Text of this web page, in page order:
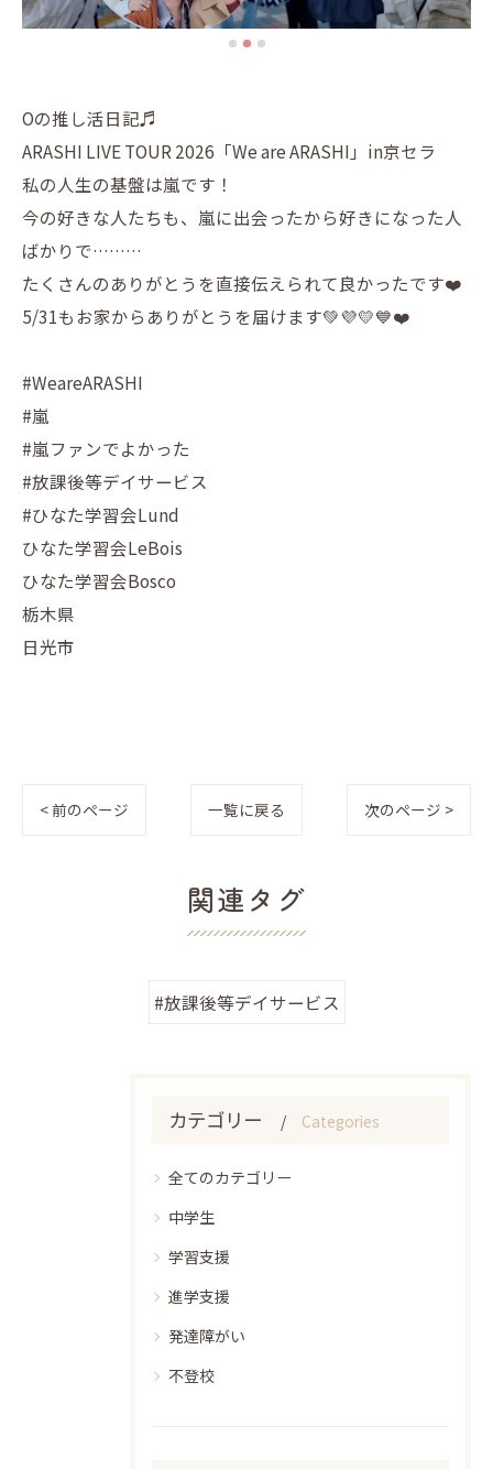
Oの推し活日記♬
ARASHI LIVE TOUR 2026「We are ARASHI」in京セラ
私の人生の基盤は嵐です！
今の好きな人たちも、嵐に出会ったから好きになった人
ばかりで………
たくさんのありがとうを直接伝えられて良かったです❤️
5/31もお家からありがとうを届けます💚💜💛💙❤️
#WeareARASHI
#嵐
#嵐ファンでよかった
#放課後等デイサービス
#ひなた学習会Lund
ひなた学習会LeBois
ひなた学習会Bosco
栃木県
日光市
< 前のページ 一覧に戻る 次のページ >
関連タグ
#放課後等デイサービス
カテゴリー Categories
全てのカテゴリー
中学生
学習支援
進学支援
発達障がい
不登校